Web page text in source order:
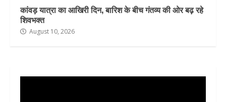
कांवड़ यात्रा का आखिरी दिन, बारिश के बीच गंतव्य की ओर बढ़ रहे
शिवभक्त
August 10, 2026